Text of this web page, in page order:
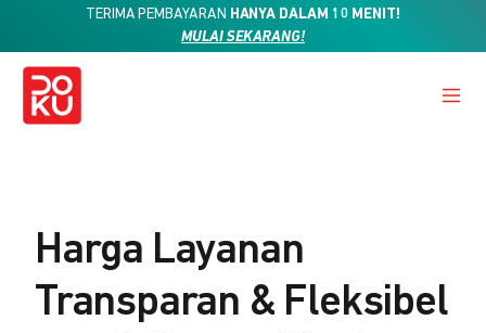
TERIMA PEMBAYARAN HANYA DALAM 10 MENIT!
MULAI SEKARANG!
Harga Layanan
Transparan & Fleksibel